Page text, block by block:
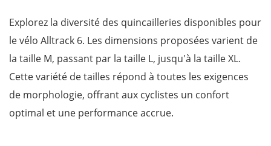
Explorez la diversité des quincailleries disponibles pour
le vélo Alltrack 6. Les dimensions proposées varient de
la taille M, passant par la taille L, jusqu'à la taille XL.
Cette variété de tailles répond à toutes les exigences
de morphologie, offrant aux cyclistes un confort
optimal et une performance accrue.